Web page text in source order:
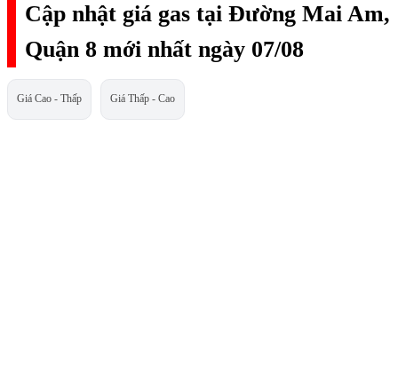
Cập nhật giá gas tại Đường Mai Am,
Quận 8 mới nhất ngày 07/08
Giá Cao - Thấp Giá Thấp - Cao